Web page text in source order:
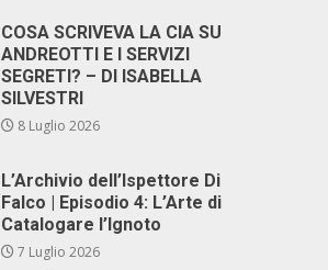
COSA SCRIVEVA LA CIA SU
ANDREOTTI E I SERVIZI
SEGRETI? – DI ISABELLA
SILVESTRI
8 Luglio 2026
L’Archivio dell’Ispettore Di
Falco | Episodio 4: L’Arte di
Catalogare l’Ignoto
7 Luglio 2026